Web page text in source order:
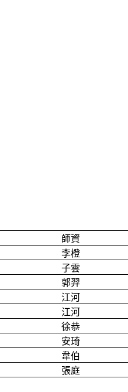
師資
李橙
子雲
郭羿
江河
江河
徐恭
安琦
韋伯
張庭